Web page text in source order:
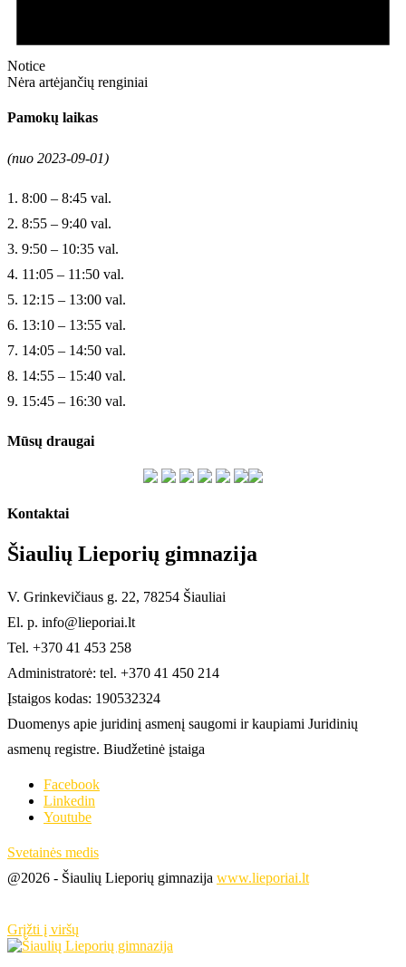
Notice
Nėra artėjančių renginiai
Pamokų laikas
(nuo 2023-09-01)
1. 8:00 – 8:45 val.
2. 8:55 – 9:40 val.
3. 9:50 – 10:35 val.
4. 11:05 – 11:50 val.
5. 12:15 – 13:00 val.
6. 13:10 – 13:55 val.
7. 14:05 – 14:50 val.
8. 14:55 – 15:40 val.
9. 15:45 – 16:30 val.
Mūsų draugai
Kontaktai
Šiaulių Lieporių gimnazija
V. Grinkevičiaus g. 22, 78254 Šiauliai
El. p. info@lieporiai.lt
Tel. +370 41 453 258
Administratorė: tel. +370 41 450 214
Įstaigos kodas: 190532324
Duomenys apie juridinį asmenį saugomi ir kaupiami Juridinių
asmenų registre. Biudžetinė įstaiga
Facebook
Linkedin
Youtube
Svetainės medis
@2026 - Šiaulių Lieporių gimnazija www.lieporiai.lt
Grįžti į viršų